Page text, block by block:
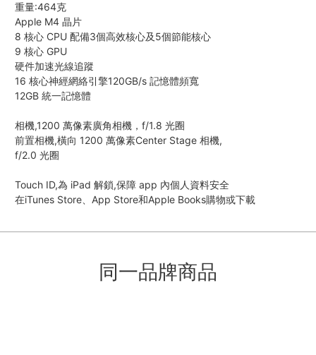
重量:464克
Apple M4 晶片
8 核心 CPU 配備3個高效核心及5個節能核心
9 核心 GPU
硬件加速光線追蹤
16 核心神經網絡引擎120GB/s 記憶體頻寬
12GB 統一記憶體
相機,1200 萬像素廣角相機，f/1.8 光圈
前置相機,橫向 1200 萬像素Center Stage 相機,
f/2.0 光圈
Touch ID,為 iPad 解鎖,保障 app 內個人資料安全
在iTunes Store、App Store和Apple Books購物或下載
同一品牌商品